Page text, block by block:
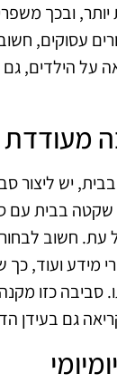
יותר, ובכך
עסוקים,
על הילדים,
יש ליצור
שקטה בבית עם
עת. חשוב לבחור
מידע ועוד, כך
סביבה כזו
גם בעידן